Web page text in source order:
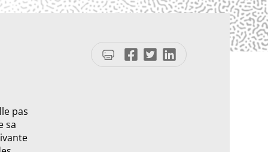
pas
sa
Imprimer
la
Partager
sur
Partager
sur
Partager
sur